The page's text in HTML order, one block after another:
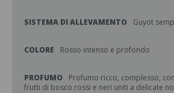
SISTEMA DI ALLEVAMENTO Guyot
COLORE Rosso intenso e profondo
PROFUMO
Profumo ricco, complesso,
frutti di bosco rossi e neri uniti a delicate